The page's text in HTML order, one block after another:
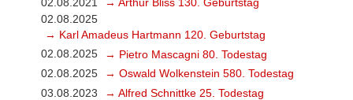
02.08.2021
→ Arthur Bliss 130. Geburtstag
02.08.2025
→ Karl Amadeus Hartmann 120. Geburtstag
02.08.2025
→ Pietro Mascagni 80. Todestag
02.08.2025
→ Oswald Wolkenstein 580. Todestag
03.08.2023
→ Alfred Schnittke 25. Todestag